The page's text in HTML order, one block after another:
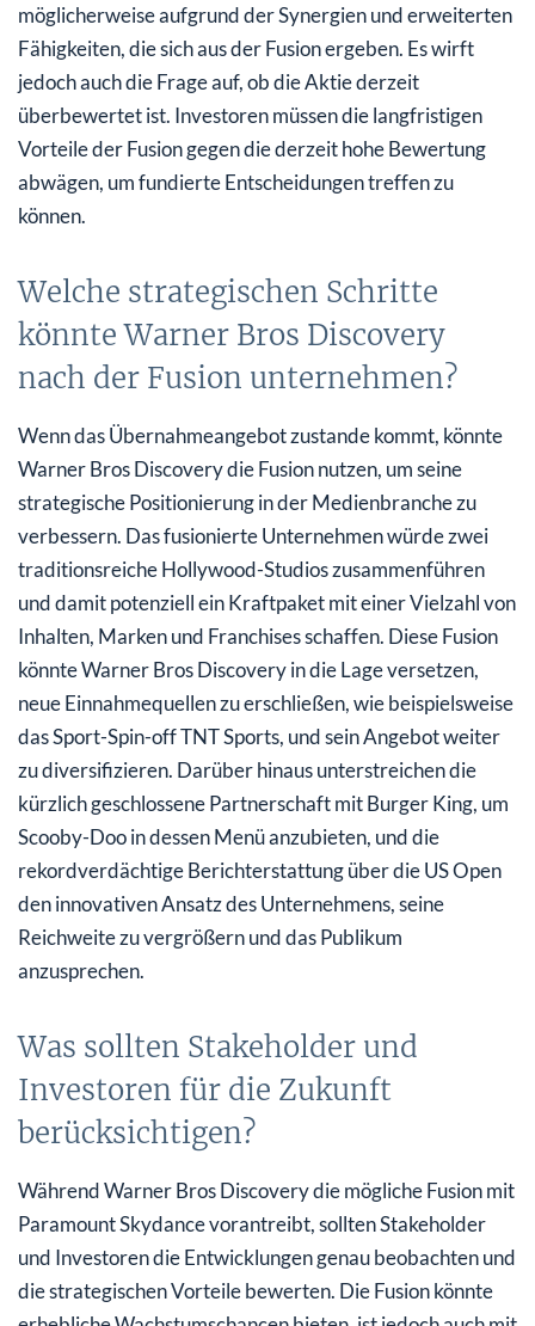
möglicherweise aufgrund der Synergien und erweiterten
Fähigkeiten, die sich aus der Fusion ergeben. Es wirft
jedoch auch die Frage auf, ob die Aktie derzeit
überbewertet ist. Investoren müssen die langfristigen
Vorteile der Fusion gegen die derzeit hohe Bewertung
abwägen, um fundierte Entscheidungen treffen zu
können.
Welche strategischen Schritte
könnte Warner Bros Discovery
nach der Fusion unternehmen?
Wenn das Übernahmeangebot zustande kommt, könnte
Warner Bros Discovery die Fusion nutzen, um seine
strategische Positionierung in der Medienbranche zu
verbessern. Das fusionierte Unternehmen würde zwei
traditionsreiche Hollywood-Studios zusammenführen
und damit potenziell ein Kraftpaket mit einer Vielzahl von
Inhalten, Marken und Franchises schaffen. Diese Fusion
könnte Warner Bros Discovery in die Lage versetzen,
neue Einnahmequellen zu erschließen, wie beispielsweise
das Sport-Spin-off TNT Sports, und sein Angebot weiter
zu diversifizieren. Darüber hinaus unterstreichen die
kürzlich geschlossene Partnerschaft mit Burger King, um
Scooby-Doo in dessen Menü anzubieten, und die
rekordverdächtige Berichterstattung über die US Open
den innovativen Ansatz des Unternehmens, seine
Reichweite zu vergrößern und das Publikum
anzusprechen.
Was sollten Stakeholder und
Investoren für die Zukunft
berücksichtigen?
Während Warner Bros Discovery die mögliche Fusion mit
Paramount Skydance vorantreibt, sollten Stakeholder
und Investoren die Entwicklungen genau beobachten und
die strategischen Vorteile bewerten. Die Fusion könnte